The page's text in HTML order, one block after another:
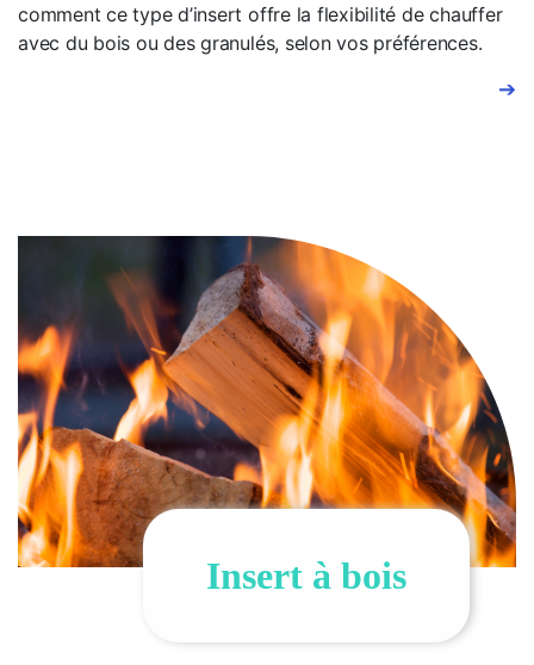
comment ce type d’insert offre la flexibilité de chauffer
avec du bois ou des granulés, selon vos préférences.
➔
Insert à bois